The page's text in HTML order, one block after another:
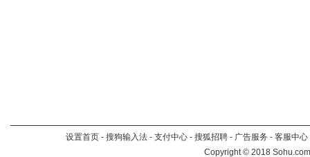
设置首页 - 搜狗输入法 - 支付中心 - 搜狐招聘 - 广告服务 - 客服中心
Copyright©2018